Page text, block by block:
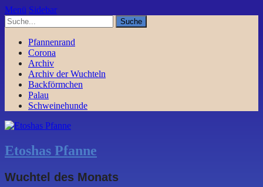
Menü Sidebar
Pfannenrand
Corona
Archiv
Archiv der Wuchteln
Backförmchen
Palau
Schweinehunde
Etoshas Pfanne
Wuchtel des Monats